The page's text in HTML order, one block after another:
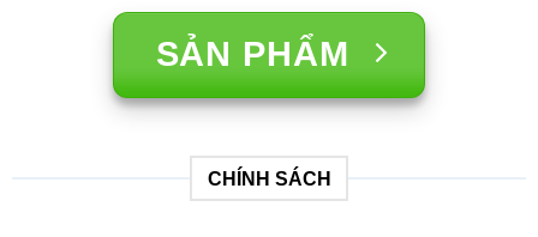
SẢN PHẨM
CHÍNH SÁCH